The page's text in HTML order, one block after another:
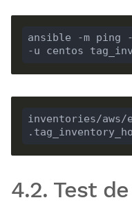
ansible -m ping
-u centos
inventories/
4.2. Test